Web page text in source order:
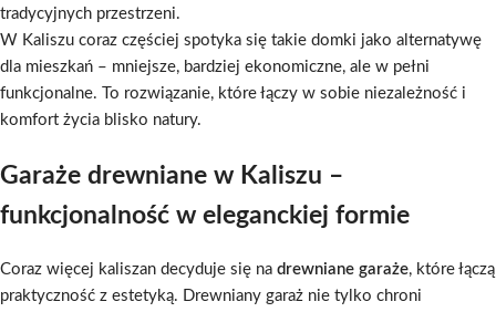
tradycyjnych przestrzeni.
W Kaliszu coraz częściej spotyka się takie domki jako alternatywę
dla mieszkań – mniejsze, bardziej ekonomiczne, ale w pełni
funkcjonalne. To rozwiązanie, które łączy w sobie niezależność i
komfort życia blisko natury.
Garaże drewniane w Kaliszu –
funkcjonalność w eleganckiej formie
Coraz więcej kaliszan decyduje się na drewniane garaże, które łączą
praktyczność z estetyką. Drewniany garaż nie tylko chroni